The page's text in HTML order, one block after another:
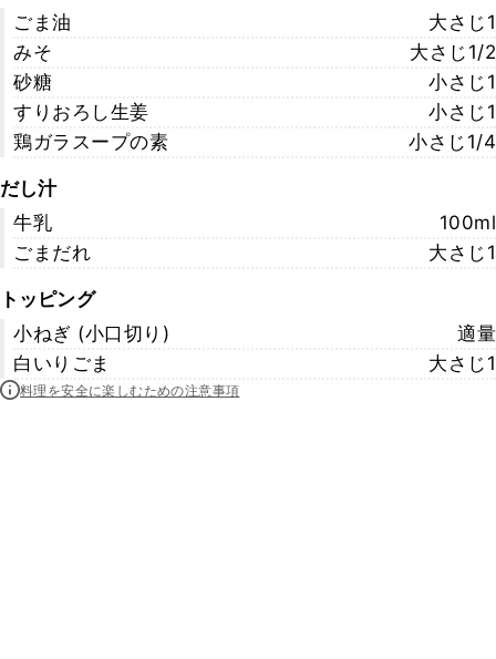
ごま油
大さじ1
みそ
大さじ1/2
砂糖
小さじ1
すりおろし生姜
小さじ1
鶏ガラスープの素
小さじ1/4
だし汁
牛乳
100ml
ごまだれ
大さじ1
トッピング
小ねぎ (小口切り)
適量
白いりごま
大さじ1
料理を安全に楽しむための注意事項